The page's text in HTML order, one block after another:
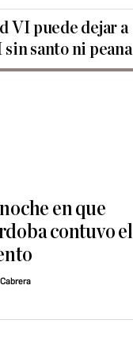
VI puede dejar a
santo ni peana
en que
contuvo el